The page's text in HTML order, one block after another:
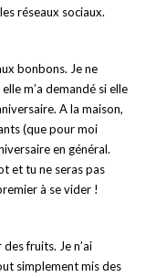
réseaux sociaux.
bonbons. Je ne
m’a demandé si elle
A la maison,
(que pour moi
en général.
et tu ne seras pas
à se vider !
fruits. Je n’ai
simplement mis des